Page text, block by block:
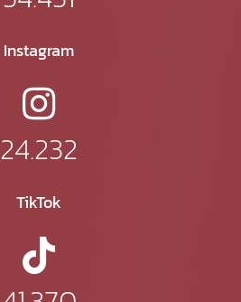
Instagram
24.232
TikTok